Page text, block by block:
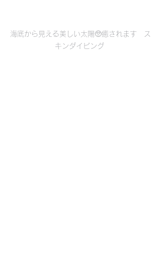
海底から見える美しい太陽🥺癒されます　ス
キンダイビング